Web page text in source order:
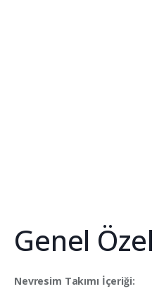
Genel
Nevresim Takımı İçeriği: